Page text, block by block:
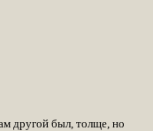
другой был, толще, но